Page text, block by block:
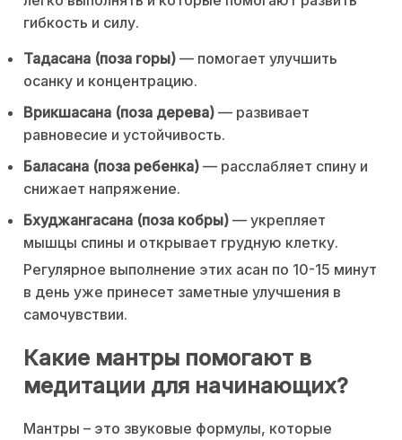
гибкость и силу.
Тадасана (поза горы) — помогает улучшить
осанку и концентрацию.
Врикшасана (поза дерева) — развивает
равновесие и устойчивость.
Баласана (поза ребенка) — расслабляет спину и
снижает напряжение.
Бхуджангасана (поза кобры) — укрепляет
мышцы спины и открывает грудную клетку.
Регулярное выполнение этих асан по 10-15 минут
в день уже принесет заметные улучшения в
самочувствии.
Какие мантры помогают в
медитации для начинающих?
Мантры – это звуковые формулы, которые